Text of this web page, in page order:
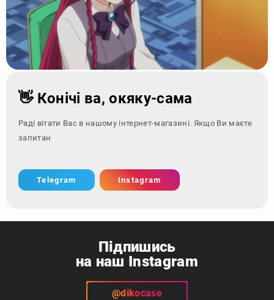
👋 Конічі ва, окяку-сама
Раді вітати Вас в нашому інтернет-магазині. Якщо Ви маєте
запитання - зверн
Telegram Instagram
Підпишись
на наш Instagram
@dikocase